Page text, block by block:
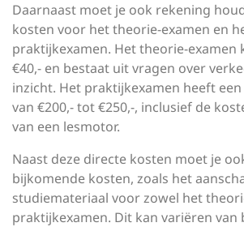
Daarnaast moet je ook rekening
kosten voor het theorie-examen en
praktijkexamen. Het theorie-examen
€40,- en bestaat uit vragen over
inzicht. Het praktijkexamen heeft
van €200,- tot €250,-, inclusief de
van een lesmotor.
Naast deze directe kosten moet je
bijkomende kosten, zoals het
studiemateriaal voor zowel het
praktijkexamen. Dit kan variëren